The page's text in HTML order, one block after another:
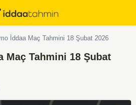
İddaa Maç Tahmini 18 Şubat 2026
Maç Tahmini 18 Şubat